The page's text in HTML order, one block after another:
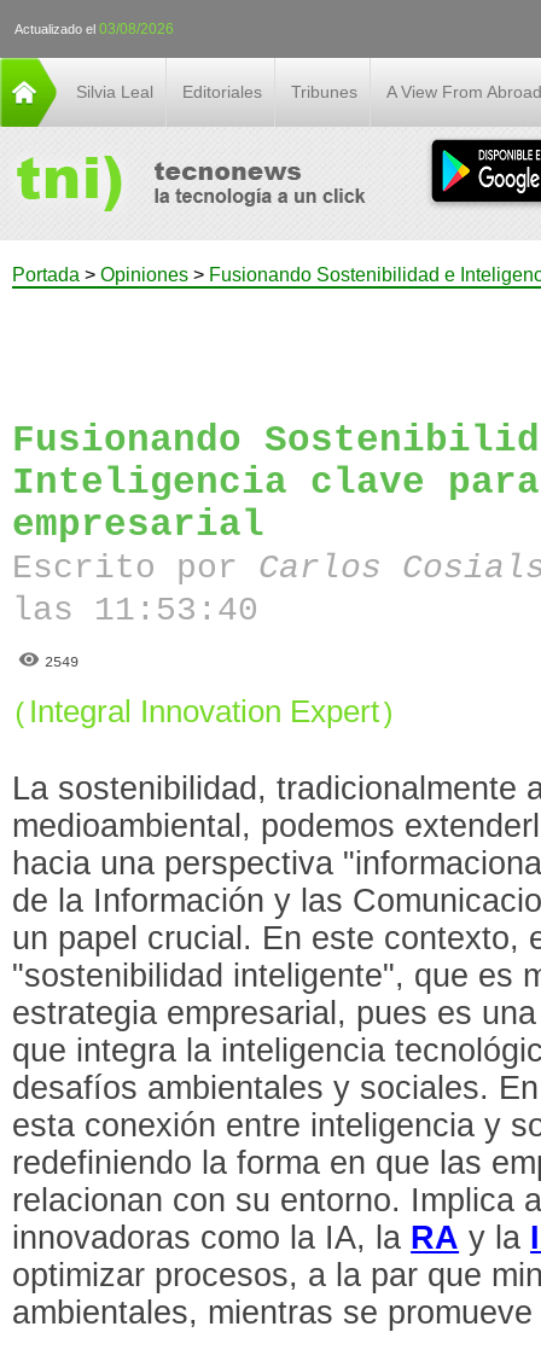
Actualizado el 03/08/2026
Silvia Leal Editoriales Tribunes A View From Abroad
Portada > Opiniones > Fusionando Sostenibilidad e
Fusionando
Inteligencia clave
empresarial
Escrito por Carlos
las 11:53:40
2549
( Integral Innovation Expert)
La sostenibilidad, tradicionalmente
medioambiental, podemos
hacia una perspectiva
de la Información y las
un papel crucial. En este contexto,
"sostenibilidad inteligente", que es
estrategia empresarial, pues es
que integra la inteligencia
desafíos ambientales y sociales.
esta conexión entre inteligencia y
redefiniendo la forma en que las
relacionan con su entorno. Implica
innovadoras como la IA, la RA y la
optimizar procesos, a la par que
ambientales, mientras se